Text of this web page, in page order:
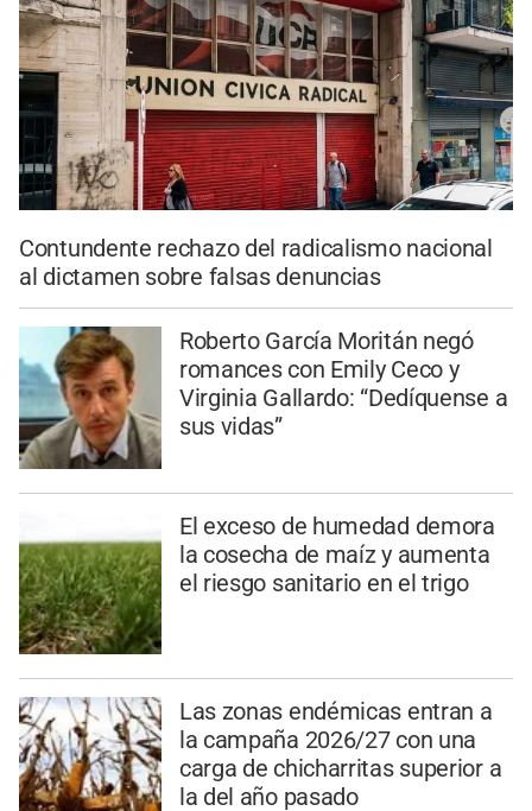
Contundente rechazo del radicalismo nacional
al dictamen sobre falsas denuncias
Roberto García Moritán negó
romances con Emily Ceco y
Virginia Gallardo: “Dedíquense a
sus vidas”
El exceso de humedad demora
la cosecha de maíz y aumenta
el riesgo sanitario en el trigo
Las zonas endémicas entran a
la campaña 2026/27 con una
carga de chicharritas superior a
la del año pasado